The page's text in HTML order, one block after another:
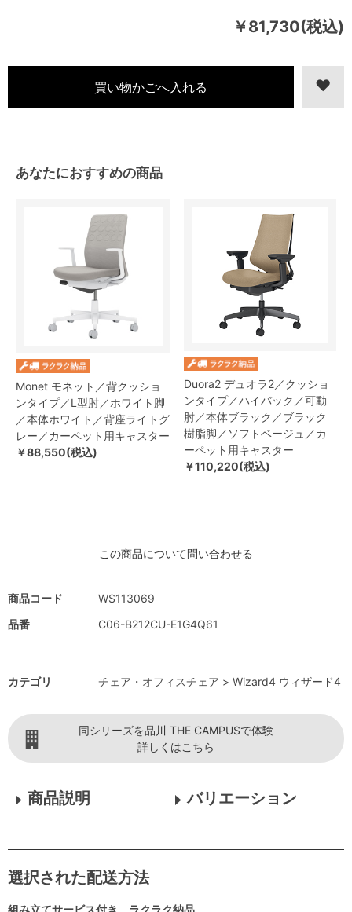
￥81,730(税込)
商品コード
WS113069
品番
C06-B212CU-E1G4Q61
カテゴリ チェア・オフィスチェア > Wizard4 ウィザード4
あなたにおすすめの商品
Monet モネット／背クッショ
ンタイプ／L型肘／ホワイト脚
／本体ホワイト／背座ライトグ
レー／カーペット用キャスター
￥88,550(税込)
Duora2 デュオラ2／クッショ
ンタイプ／ハイバック／可動
肘／本体ブラック／ブラック
樹脂脚／ソフトベージュ／カ
ーペット用キャスター
￥110,220(税込)
この商品について問い合わせる
同シリーズを品川 THE CAMPUSで体験
詳しくはこちら
商品説明 バリエーション
選択された配送方法
組み立てサービス付き ラクラク納品